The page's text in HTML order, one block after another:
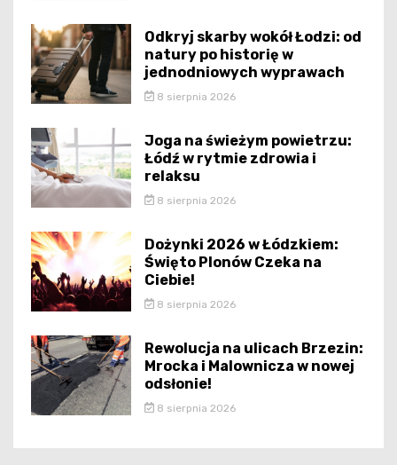
Odkryj skarby wokół Łodzi: od
natury po historię w
jednodniowych wyprawach
8 sierpnia 2026
Joga na świeżym powietrzu:
Łódź w rytmie zdrowia i
relaksu
8 sierpnia 2026
Dożynki 2026 w Łódzkiem:
Święto Plonów Czeka na
Ciebie!
8 sierpnia 2026
Rewolucja na ulicach Brzezin:
Mrocka i Malownicza w nowej
odsłonie!
8 sierpnia 2026